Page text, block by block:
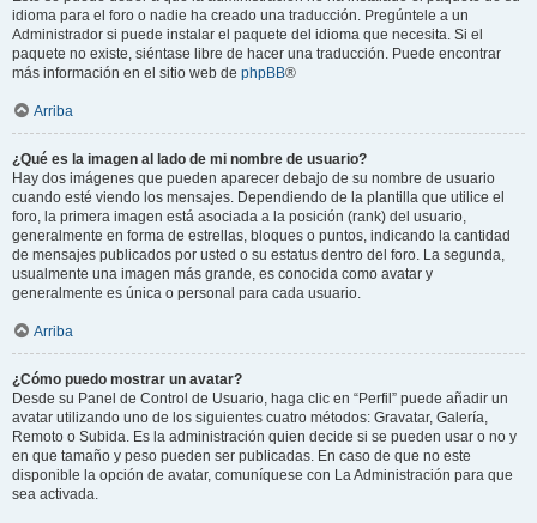
idioma para el foro o nadie ha creado una traducción. Pregúntele a un
Administrador si puede instalar el paquete del idioma que necesita. Si el
paquete no existe, siéntase libre de hacer una traducción. Puede encontrar
más información en el sitio web de phpBB®
Arriba
¿Qué es la imagen al lado de mi nombre de usuario?
Hay dos imágenes que pueden aparecer debajo de su nombre de usuario
cuando esté viendo los mensajes. Dependiendo de la plantilla que utilice el
foro, la primera imagen está asociada a la posición (rank) del usuario,
generalmente en forma de estrellas, bloques o puntos, indicando la cantidad
de mensajes publicados por usted o su estatus dentro del foro. La segunda,
usualmente una imagen más grande, es conocida como avatar y
generalmente es única o personal para cada usuario.
Arriba
¿Cómo puedo mostrar un avatar?
Desde su Panel de Control de Usuario, haga clic en “Perfil” puede añadir un
avatar utilizando uno de los siguientes cuatro métodos: Gravatar, Galería,
Remoto o Subida. Es la administración quien decide si se pueden usar o no y
en que tamaño y peso pueden ser publicadas. En caso de que no este
disponible la opción de avatar, comuníquese con La Administración para que
sea activada.